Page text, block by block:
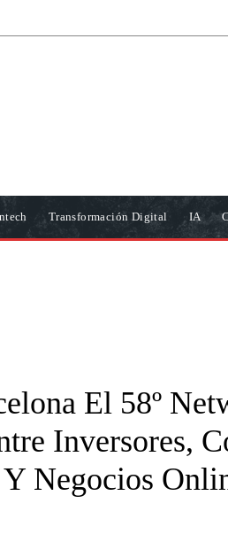
Transformación Digital IA
El 58º
Inversores,
Negocios